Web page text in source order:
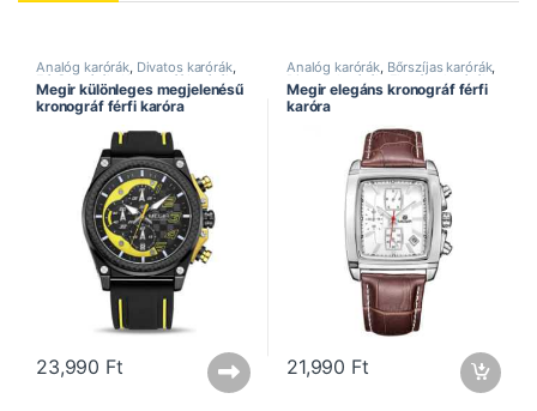
Analóg karórák, Divatos karórák,
Férfi karórák , Kronográf karórák
Megir óra,Speciális ajánlat,
Sportos karórák
Megir különleges megjelenésű
kronográf férfi karóra
23,990 Ft
Analóg karórák, Bőrszíjas karórák,
Divatos karórák ,Elegáns karórák
Férfi karórák,Kronográf karórák,
Megir óra
Megir elegáns kronográf férfi
karóra
21,990 Ft